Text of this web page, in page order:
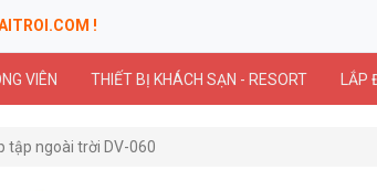
!
VIÊN THIẾT BỊ KHÁCH SẠN - RESORT LẮP
tập ngoài trời DV-060